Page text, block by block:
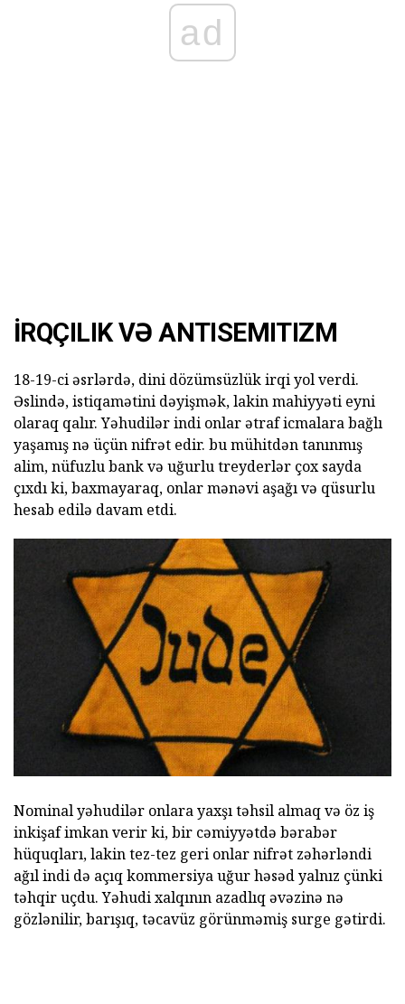
ad
İRQÇILIK VƏ ANTISEMITIZM
18-19-ci əsrlərdə, dini dözümsüzlük irqi yol verdi.
Əslində, istiqamətini dəyişmək, lakin mahiyyəti eyni
olaraq qalır. Yəhudilər indi onlar ətraf icmalara bağlı
yaşamış nə üçün nifrət edir. bu mühitdən tanınmış
alim, nüfuzlu bank və uğurlu treyderlər çox sayda
çıxdı ki, baxmayaraq, onlar mənəvi aşağı və qüsurlu
hesab edilə davam etdi.
Nominal yəhudilər onlara yaxşı təhsil almaq və öz iş
inkişaf imkan verir ki, bir cəmiyyətdə bərabər
hüquqları, lakin tez-tez geri onlar nifrət zəhərləndi
ağıl indi də açıq kommersiya uğur həsəd yalnız çünki
təhqir uçdu. Yəhudi xalqının azadlıq əvəzinə nə
gözlənilir, barışıq, təcavüz görünməmiş surge gətirdi.